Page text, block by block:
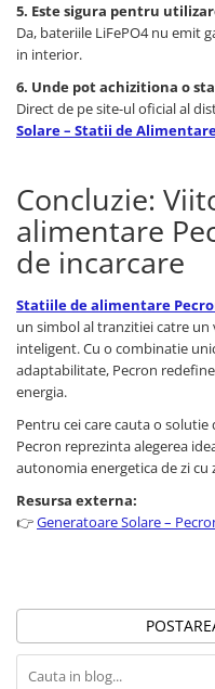
5. Este sigura pentru
Da, bateriile LiFePO4 nu emit
in interior.
6. Unde pot achizitiona o
Direct de pe site-ul oficial al
Solare – Statii de
Concluzie:
alimentare
de incarcare
Statiile de alimentare
un simbol al tranzitiei catre
inteligent. Cu o combinatie
adaptabilitate, Pecron
energia.
Pentru cei care cauta o
Pecron reprezinta alegerea
autonomia energetica de zi cu
Resursa externa:
👉Generatoare Solare –